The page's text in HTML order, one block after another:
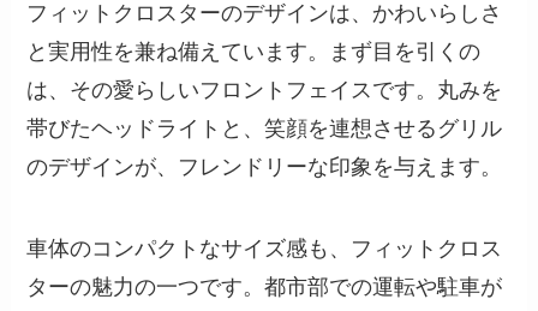
フィットクロスターのデザインは、かわいらしさ
と実用性を兼ね備えています。まず目を引くの
は、その愛らしいフロントフェイスです。丸みを
帯びたヘッドライトと、笑顔を連想させるグリル
のデザインが、フレンドリーな印象を与えます。
車体のコンパクトなサイズ感も、フィットクロス
ターの魅力の一つです。都市部での運転や駐車が